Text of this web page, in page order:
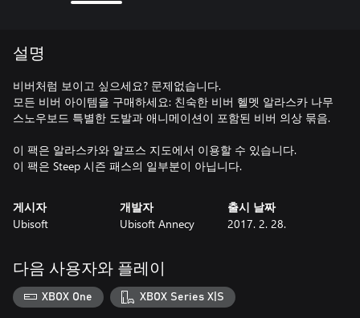
설명
비버처럼 보이고 싶으세요? 문제없습니다.
모든 비버 아이템을 구매하세요: 친숙한 비버 헬멧 알라스카 나무
스노우보드 특별한 도발과 애니메이션이 포함된 비버 의상 묶음.
이 팩은 알라스카와 알프스 지도에서 이용할 수 있습니다.
이 팩은 Steep 시즌 패스의 일부분이 아닙니다.
게시자
Ubisoft
개발자
Ubisoft Annecy
출시 날짜
2017. 2. 28.
다음 사용자와 플레이
XBOX One XBOX Series X|S